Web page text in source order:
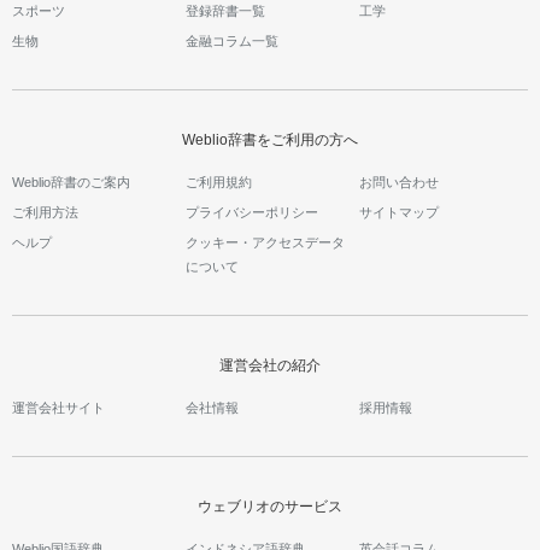
スポーツ 登録辞書一覧 工学
生物 金融コラム一覧
Weblio辞書をご利用の方へ
Weblio辞書のご案内 ご利用規約 お問い合わせ
ご利用方法 プライバシーポリシー サイトマップ
ヘルプ
クッキー・アクセスデータ
について
運営会社の紹介
運営会社サイト 会社情報 採用情報
ウェブリオのサービス